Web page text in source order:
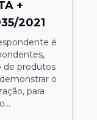
+
2021
é
de produtos
o
para